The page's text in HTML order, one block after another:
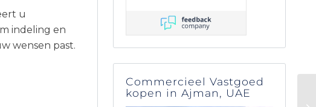
u
indeling en
wensen past.
We hadden eerst
contact met een
andere
tussenpersoon in
Nederland. Die zei
niks. Toen zijn we op
de site van Ab en
Commercieel Vastgoed
kopen in Ajman, UAE